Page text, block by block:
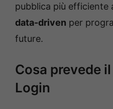
pubblica più efficiente
data-driven per
future.
Cosa prevede
Login